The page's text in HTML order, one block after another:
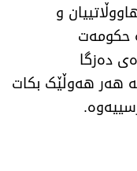
و
حکومەت
دەزگا
هەر هەوڵێک بکات